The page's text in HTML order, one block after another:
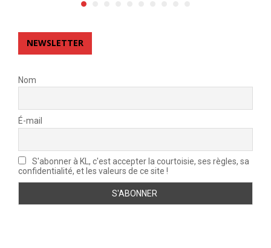
NEWSLETTER
Nom
É-mail
S'abonner à KL, c'est accepter la courtoisie, ses règles, sa
confidentialité, et les valeurs de ce site !